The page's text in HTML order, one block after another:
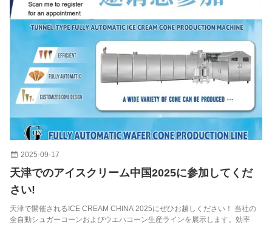
2025-09-17
天津でのアイスクリーム中国2025に参加してくだ
さい!
天津で開催されるICE CREAM CHINA 2025にぜひお越しください！ 当社の
全自動シュガーコーンおよびウエハコーン生産ラインを展示します。効率